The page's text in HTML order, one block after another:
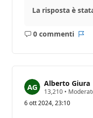
La risposta è
0 commenti
Nessun
Alberto Giura
13,210 P
n
•
6 ott 2024, 23:10